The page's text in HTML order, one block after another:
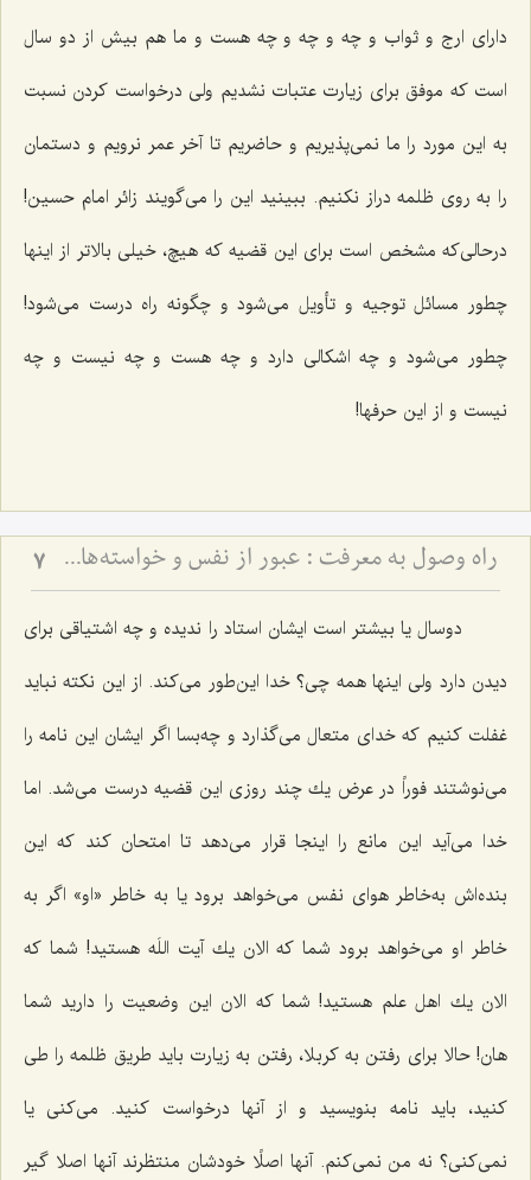
دارای ارج و ثواب و چه و چه و چه هست و ما هم بیش از دو سال
است كه موفق برای زیارت عتبات نشدیم ولی درخواست كردن نسبت
به این مورد را ما نمی‌پذیریم و حاضریم تا آخر عمر نرویم و دستمان
را به روی ظلمه دراز نكنیم. ببینید این را می‌گویند زائر امام حسین!
درحالی‌كه مشخص است برای این قضیه كه هیچ، خیلی بالاتر از اینها
چطور مسائل توجیه و تأویل می‌شود و چگونه راه درست می‌شود!
چطور می‌شود و چه اشكالی دارد و چه هست و چه نیست و چه
نیست و از این حرفها!
راه وصول به معرفت :‌ عبور از نفس و خواسته‏‌هاى آن‏ 7
دوسال یا بیشتر است ایشان استاد را ندیده و چه اشتیاقی برای
دیدن دارد ولی اینها همه چی؟ خدا این‌طور می‌كند. از این نكته نباید
غفلت كنیم كه خدای متعال می‌گذارد و چه‌بسا اگر ایشان این نامه را
می‌نوشتند فوراً در عرض یك چند روزی این قضیه درست می‌شد. اما
خدا می‌آید این مانع را اینجا قرار می‌دهد تا امتحان كند كه این
بنده‌اش به‌خاطر هوای نفس می‌خواهد برود یا به خاطر «او» اگر به
خاطر او می‌خواهد برود شما كه الان یك آیت اللَه هستید! شما كه
الان یك اهل علم هستید! شما كه الان این وضعیت را دارید شما
هان! حالا برای رفتن به كربلا، رفتن به زیارت باید طریق ظلمه را طی
كنید، باید نامه بنویسید و از آنها درخواست كنید. می‌كنی یا
نمی‌كنی؟ نه من نمی‌كنم. آنها اصلًا خودشان منتظرند آنها اصلا گیر